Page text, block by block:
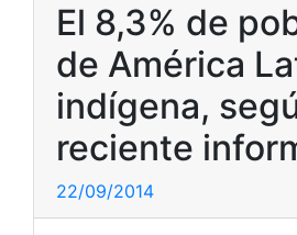
El 8,3% de
de América
indígena,
reciente
22/09/2014